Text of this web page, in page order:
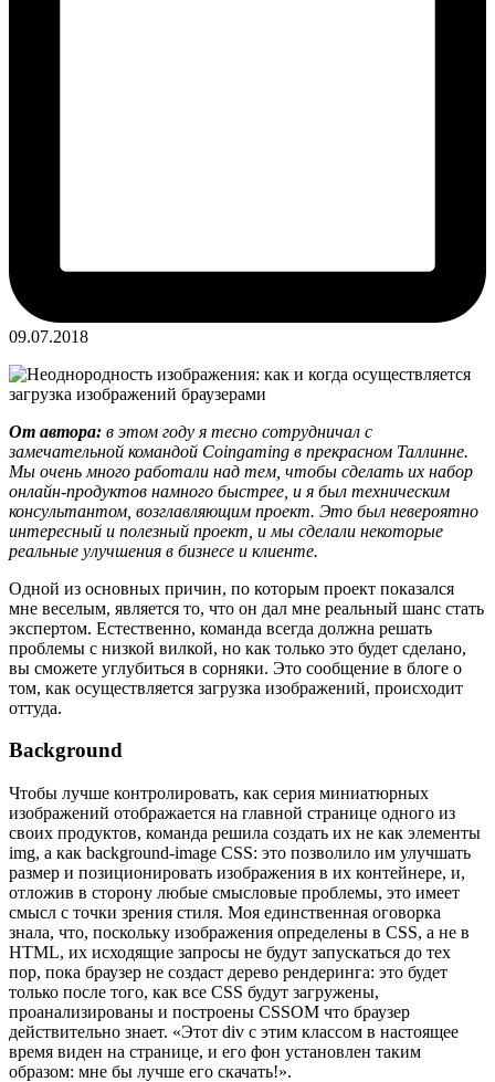
09.07.2018
От автора: в этом году я тесно сотрудничал с
замечательной командой Coingaming в прекрасном Таллинне.
Мы очень много работали над тем, чтобы сделать их набор
онлайн-продуктов намного быстрее, и я был техническим
консультантом, возглавляющим проект. Это был невероятно
интересный и полезный проект, и мы сделали некоторые
реальные улучшения в бизнесе и клиенте.
Одной из основных причин, по которым проект показался
мне веселым, является то, что он дал мне реальный шанс стать
экспертом. Естественно, команда всегда должна решать
проблемы с низкой вилкой, но как только это будет сделано,
вы сможете углубиться в сорняки. Это сообщение в блоге о
том, как осуществляется загрузка изображений, происходит
оттуда.
Background
Чтобы лучше контролировать, как серия миниатюрных
изображений отображается на главной странице одного из
своих продуктов, команда решила создать их не как элементы
img, а как background-image CSS: это позволило им улучшать
размер и позиционировать изображения в их контейнере, и,
отложив в сторону любые смысловые проблемы, это имеет
смысл с точки зрения стиля. Моя единственная оговорка
знала, что, поскольку изображения определены в CSS, а не в
HTML, их исходящие запросы не будут запускаться до тех
пор, пока браузер не создаст дерево рендеринга: это будет
только после того, как все CSS будут загружены,
проанализированы и построены CSSOM что браузер
действительно знает. «Этот div с этим классом в настоящее
время виден на странице, и его фон установлен таким
образом: мне бы лучше его скачать!».